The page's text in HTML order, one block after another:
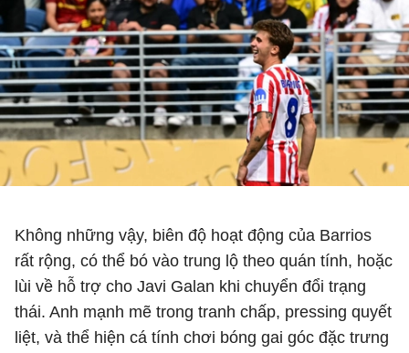
Không những vậy, biên độ hoạt động của Barrios
rất rộng, có thể bó vào trung lộ theo quán tính, hoặc
lùi về hỗ trợ cho Javi Galan khi chuyển đổi trạng
thái. Anh mạnh mẽ trong tranh chấp, pressing quyết
liệt, và thể hiện cá tính chơi bóng gai góc đặc trưng